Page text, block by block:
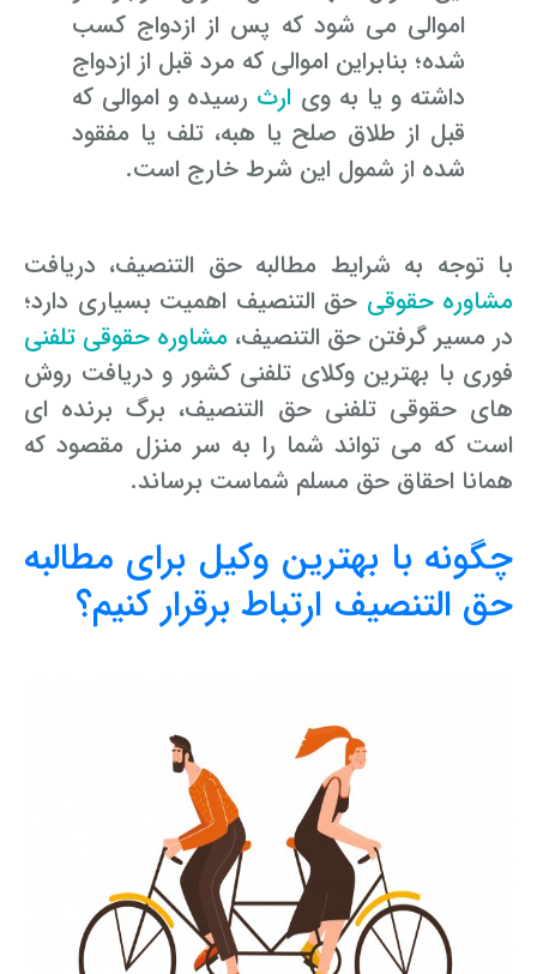
اموالی می شود که پس از ازدواج کسب
شده؛ بنابراین اموالی که مرد قبل از ازدواج
داشته و یا به وی ارث رسیده و اموالی که
قبل از طلاق صلح یا هبه، تلف یا مفقود
شده از شمول این شرط خارج است.
با توجه به شرایط مطالبه حق التنصیف، دریافت
مشاوره حقوقی حق التنصیف اهمیت بسیاری دارد؛
در مسیر گرفتن حق التنصیف، مشاوره حقوقی تلفنی
فوری با بهترین وکلای تلفنی کشور و دریافت روش
های حقوقی تلفنی حق التنصیف، برگ برنده ای
است که می تواند شما را به سر منزل مقصود که
همانا احقاق حق مسلم شماست برساند.
چگونه با بهترین وکیل برای مطالبه
حق التنصیف ارتباط برقرار کنیم؟